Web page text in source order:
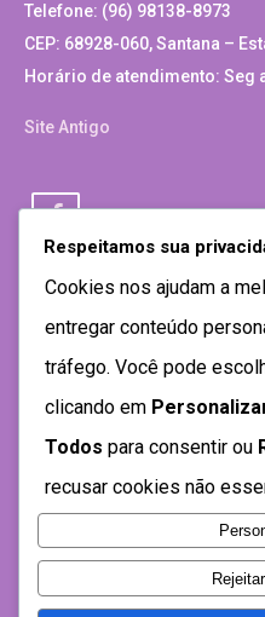
Telefone: (96) 98138-8973
CEP: 68928-060, Santana –
Horário de atendimento: Seg
Site Antigo
Respeitamos sua
Cookies nos ajudam a
entregar conteúdo
tráfego. Você pode
clicando em
Todos para consentir ou
recusar cookies não